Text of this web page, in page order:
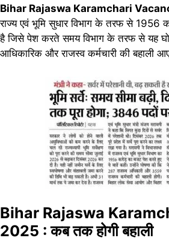
Bihar Rajaswa Karamchari
राज्य एवं भूमि सुधार विभाग के तरफ से 1956
है जिसे पेश करते समय विभाग के तरफ से यह
आधिकारिक और राजस्व कर्मचारी की बहाली
Bihar Rajaswa
2025 : कब तक होगी बहाली